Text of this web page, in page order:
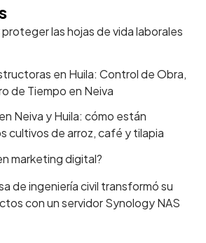
las hojas de vida laborales
en Huila: Control de Obra,
de Tiempo en Neiva
Neiva y Huila: cómo están
cultivos de arroz, café y tilapia
marketing digital?
de ingeniería civil transformó su
con un servidor Synology NAS